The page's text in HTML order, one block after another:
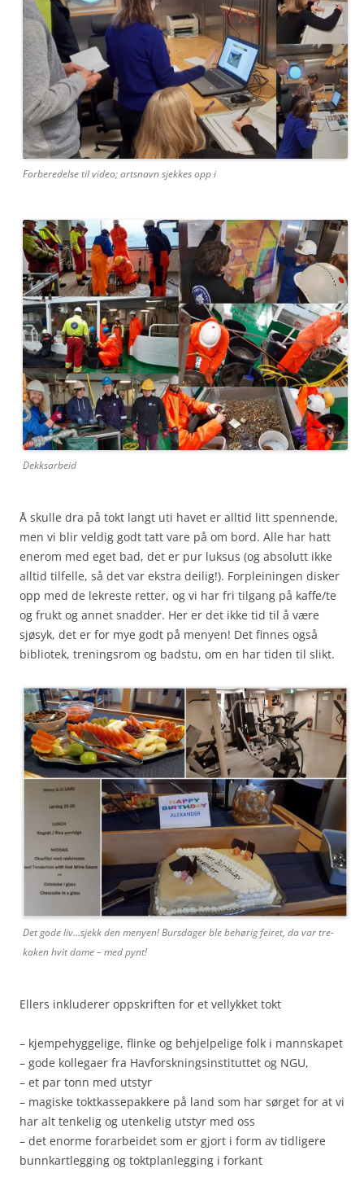
Forberedelse til video; artsnavn sjekkes opp i
Dekksarbeid
Å skulle dra på tokt langt uti havet er alltid litt spennende,
men vi blir veldig godt tatt vare på om bord. Alle har hatt
enerom med eget bad, det er pur luksus (og absolutt ikke
alltid tilfelle, så det var ekstra deilig!). Forpleiningen disker
opp med de lekreste retter, og vi har fri tilgang på kaffe/te
og frukt og annet snadder. Her er det ikke tid til å være
sjøsyk, det er for mye godt på menyen! Det finnes også
bibliotek, treningsrom og badstu, om en har tiden til slikt.
Det gode liv…sjekk den menyen! Bursdager ble behørig feiret, da var tre-
kaken hvit dame – med pynt!
Ellers inkluderer oppskriften for et vellykket tokt
– kjempehyggelige, flinke og behjelpelige folk i mannskapet
– gode kollegaer fra Havforskningsinstituttet og NGU,
– et par tonn med utstyr
– magiske toktkassepakkere på land som har sørget for at vi
har alt tenkelig og utenkelig utstyr med oss
– det enorme forarbeidet som er gjort i form av tidligere
bunnkartlegging og toktplanlegging i forkant